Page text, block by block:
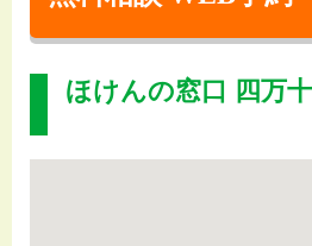
ほけんの窓口 四万